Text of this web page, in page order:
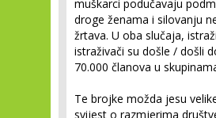
muškarci podučavaju
droge ženama i silovanju
žrtava. U oba slučaja,
istraživači su došle / došli
70.000 članova u
Te brojke možda jesu
svijest o razmjerima